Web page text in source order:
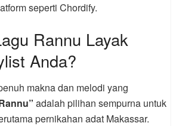
seperti Chordify.
Rannu Layak
Anda?
makna dan melodi yang
adalah pilihan sempurna untuk
pernikahan adat Makassar.